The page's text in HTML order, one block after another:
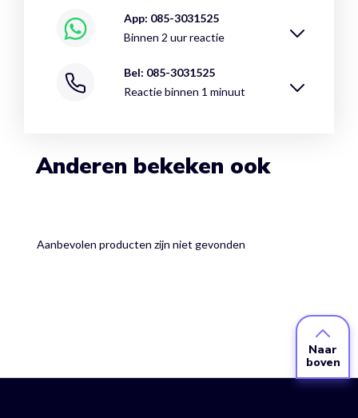
App: 085-3031525
Binnen 2 uur reactie
Bel: 085-3031525
Reactie binnen 1 minuut
Anderen bekeken ook
Aanbevolen producten zijn niet gevonden
Naar
boven